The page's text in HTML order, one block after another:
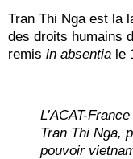
Tran Thi Nga est la
des droits humains
remis in absentia le
L’ACAT-
Tran Thi Nga,
pouvoir